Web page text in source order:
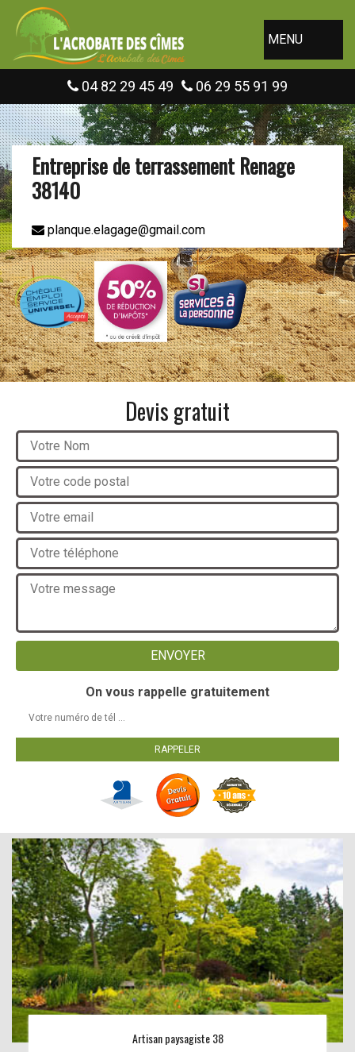
MENU
04 82 29 45 49 06 29 55 91 99
Entreprise de terrassement Renage
38140
planque.elagage@gmail.com
Devis gratuit
On vous rappelle gratuitement
Artisan paysagiste 38